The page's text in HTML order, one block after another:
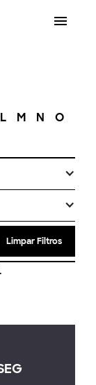
L M N O
Limpar Filtros